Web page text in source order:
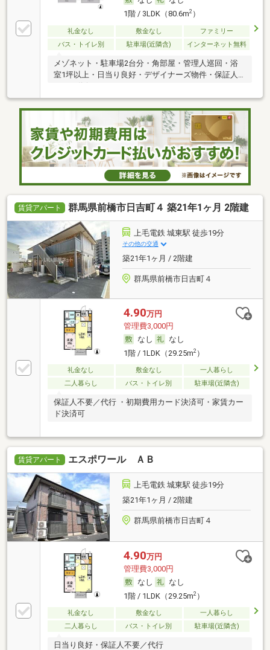
1階 / 3LDK（80.6m2）
礼金なし 敷金なし
ファミリー
バス・トイレ別
駐車場(近隣含) インターネット無料
メゾネット・駐車場2台分・角部屋・管理人巡回・浴
室1坪以上・日当り良好・デザイナーズ物件・保証人
不要／代行
賃貸アパート 群馬県前橋市日吉町４ 築21年1ヶ月 2階建
上毛電鉄 城東駅 徒歩19分
その他の交通
築21年1ヶ月 / 2階建
群馬県前橋市日吉町４
4.90万円
管理費3,000円
なし
なし
1階 / 1LDK（29.25m2）
礼金なし 敷金なし
一人暮らし
二人暮らし
バス・トイレ別 駐車場(近隣含)
保証人不要／代行 ・初期費用カード決済可・家賃カー
ド決済可
賃貸アパート エスポワール ＡＢ
上毛電鉄 城東駅 徒歩19分
築21年1ヶ月 / 2階建
群馬県前橋市日吉町４
4.90万円
管理費3,000円
なし
なし
1階 / 1LDK（29.25m2）
礼金なし 敷金なし
一人暮らし
二人暮らし
バス・トイレ別 駐車場(近隣含)
日当り良好・保証人不要／代行